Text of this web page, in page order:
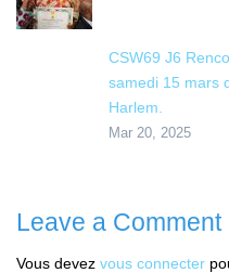
CSW69 J6
samedi 15 mars
Harlem.
Mar 20, 2025
Leave a Comment
Vous devez vous connecter